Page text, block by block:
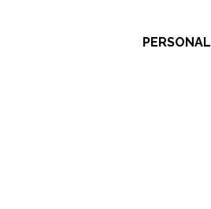
PERSONAL